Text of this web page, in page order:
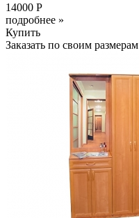
14000 Р
подробнее »
Купить
Заказать по своим размерам